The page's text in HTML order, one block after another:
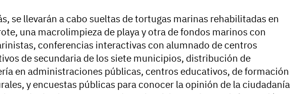
se llevarán a cabo sueltas de tortugas marinas rehabilitadas en
una macrolimpieza de playa y otra de fondos marinos con
conferencias interactivas con alumnado de centros
de secundaria de los siete municipios, distribución de
en administraciones públicas, centros educativos, de formación
y encuestas públicas para conocer la opinión de la ciudadanía